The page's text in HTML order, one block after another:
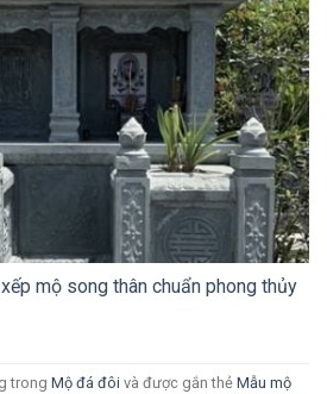
mộ song thân chuẩn phong thủy
trong Mộ đá đôi và được gắn thẻ Mẫu mộ